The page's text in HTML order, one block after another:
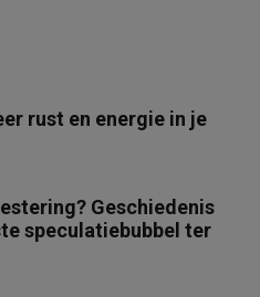
rust en energie in je
Geschiedenis
speculatiebubbel ter